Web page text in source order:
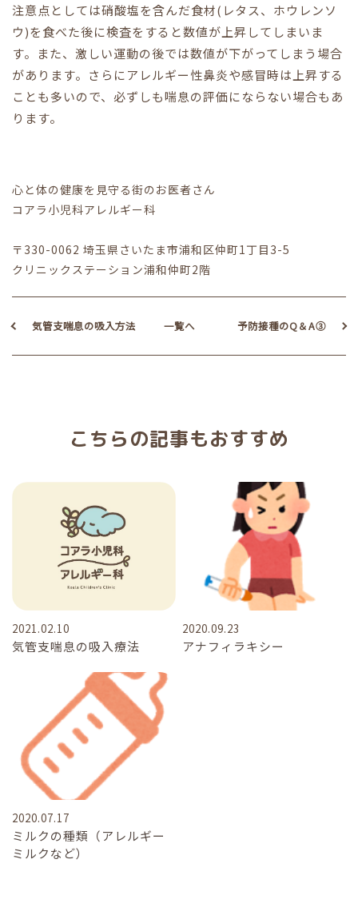
注意点としては硝酸塩を含んだ食材(レタス、ホウレンソ
ウ)を食べた後に検査をすると数値が上昇してしまいま
す。また、激しい運動の後では数値が下がってしまう場合
があります。さらにアレルギー性鼻炎や感冒時は上昇する
ことも多いので、必ずしも喘息の評価にならない場合もあ
ります。
心と体の健康を見守る街のお医者さん
コアラ小児科アレルギー科
〒330-0062 埼玉県さいたま市浦和区仲町1丁目3-5
クリニックステーション浦和仲町2階
気管支喘息の吸入方法 一覧へ 予防接種のQ＆A③
こちらの記事もおすすめ
2021.02.10
気管支喘息の吸入療法
2020.09.23
アナフィラキシー
2020.07.17
ミルクの種類（アレルギー
ミルクなど）